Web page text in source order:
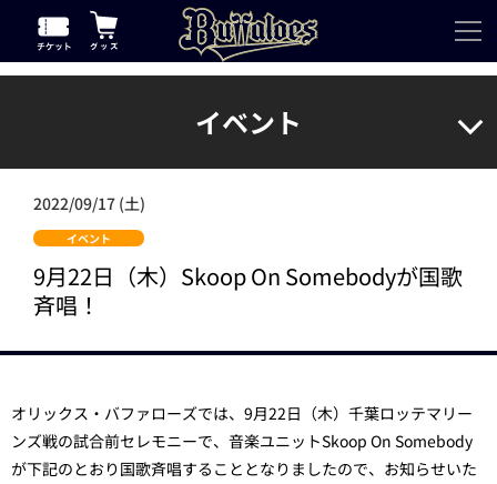
イベント
2022/09/17 (土)
イベント
9月22日（木）Skoop On Somebodyが国歌
斉唱！
オリックス・バファローズでは、9月22日（木）千葉ロッテマリー
ンズ戦の試合前セレモニーで、音楽ユニットSkoop On Somebody
が下記のとおり国歌斉唱することとなりましたので、お知らせいた